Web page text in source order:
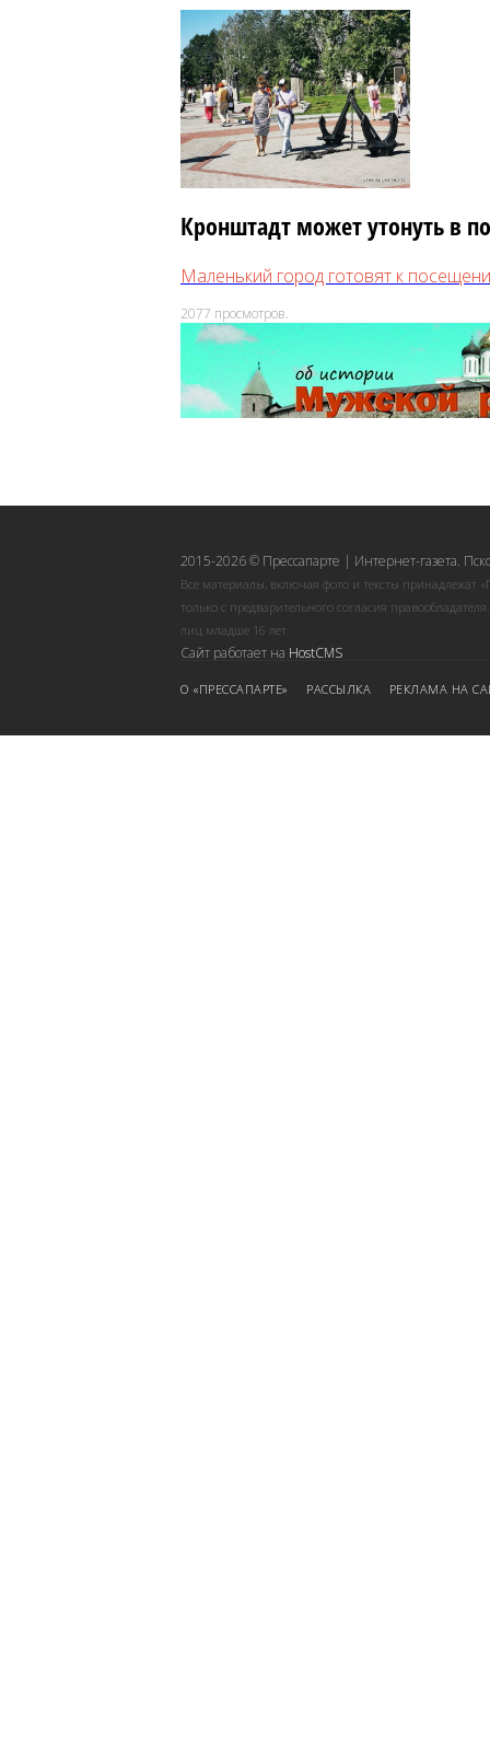
Кронштадт может утонуть в
Маленький город готовят к
2077 просмотров.
2015-2026 © Прессапарте | Интернет-газета.
Все материалы, включая фото и тексты принадлежат
только с предварительного согласия
лиц младше 16 лет.
Сайт работает на HostCMS
О «ПРЕССАПАРТЕ» РАССЫЛКА РЕКЛАМА НА